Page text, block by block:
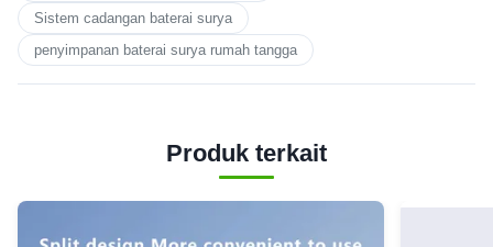
Sistem cadangan baterai surya
penyimpanan baterai surya rumah tangga
Produk terkait